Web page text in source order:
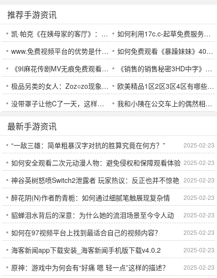
推荐手游资讯
凯·帕克《在姨母家的客厅》：如何通过细腻描写揭示家庭中的情感冲突和深刻矛盾？
如何利用17c.c-起草免费服务快速创建法律文书？
www.免费视频平台的优势是什么？为何越来越多用户选择它？
如何免费观看《暴躁妹妹》40集电视剧？最全观看途径揭秘！
《9I麻花传剧MV无痕免费观看》是什么？如何观看这部创新剧集？
《销售的销售秘密3HD中字》：如何通过理解客户需求提升销售业绩？
极品另类的女人：Zoz○zo现象背后的疑问与探索
欧美精品1区2区3区4区有哪些区别？如何选择适合自己的区域？
没带罩子让他C了一天，这样的性生活会有哪些影响？
我和小䧅在公交车上的偶然相遇，带给我们怎样的意外惊喜？
最新手游资讯
“一敌三雄：简单粗暴汉字对抗的胜算究竟在何方？” 2025-02-23
如何安全观看二次元动漫人物：避免侵权和保障观看体验
的实用指南
2025-02-23
神谷英树怒喷Switch2泄露者 玩家热议：反正也并不惊艳 2025-02-23
醉花阴(N)作者酌青栀：如何通过细腻笔触展现复杂情
感？
2025-02-23
貂蝉泪水背后的深意：为什么她的流泪场景至今令人动
容？
2025-02-23
如何在97视频平台上找到最适合自己的视频内容？ 2025-02-23
海客新闻app下载安装_海客新闻手机版下载v4.0.2 2025-02-23
原神：游戏中为何会有“好痛 嗯 轻一点”这样的描述？ 2025-02-23